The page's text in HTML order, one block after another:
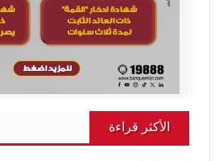
الأكثر قراءة